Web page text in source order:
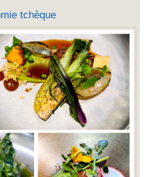
tchèque